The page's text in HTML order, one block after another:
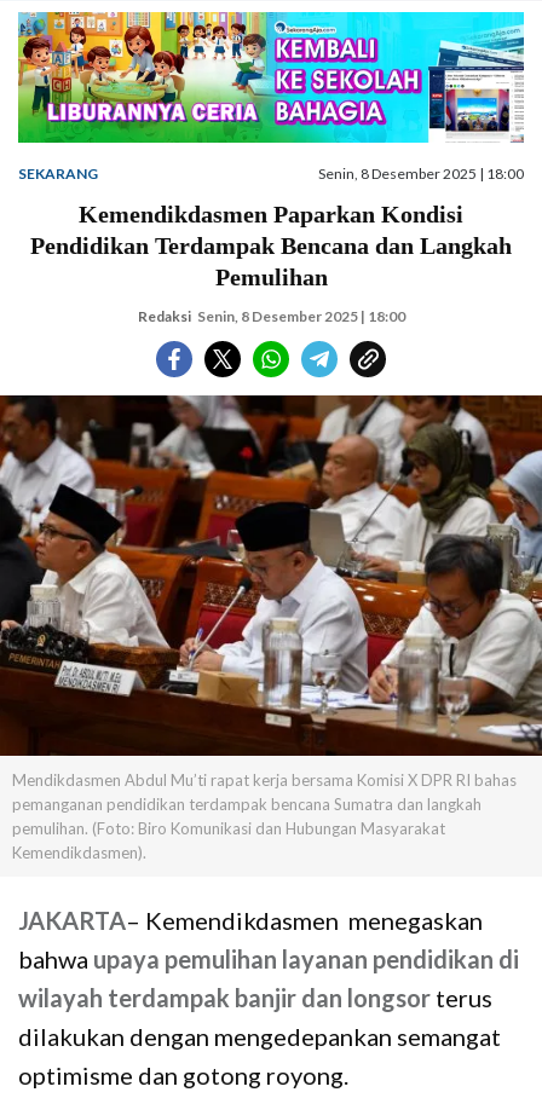
SEKARANG Senin, 8 Desember 2025 | 18:00
Kemendikdasmen Paparkan Kondisi
Pendidikan Terdampak Bencana dan Langkah
Pemulihan
Redaksi Senin, 8 Desember 2025 | 18:00
Mendikdasmen Abdul Mu’ti rapat kerja bersama Komisi X DPR RI bahas
pemanganan pendidikan terdampak bencana Sumatra dan langkah
pemulihan. (Foto: Biro Komunikasi dan Hubungan Masyarakat
Kemendikdasmen).
JAKARTA– Kemendikdasmen menegaskan
bahwa upaya pemulihan layanan pendidikan di
wilayah terdampak banjir dan longsor terus
dilakukan dengan mengedepankan semangat
optimisme dan gotong royong.